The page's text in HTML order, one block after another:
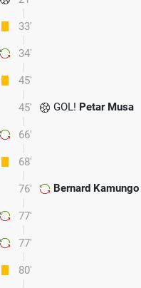
33'
34'
45'
45' GOL! Petar Musa
66'
68'
76' Bernard Kamungo
77'
77'
80'